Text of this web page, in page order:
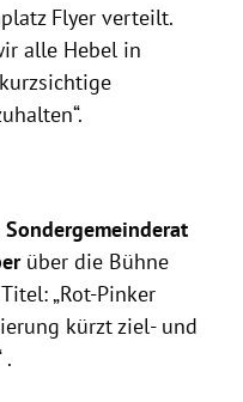
Flyer verteilt.
alle Hebel in
Sondergemeinderat
über die Bühne
„Rot-Pinker
kürzt ziel- und
.